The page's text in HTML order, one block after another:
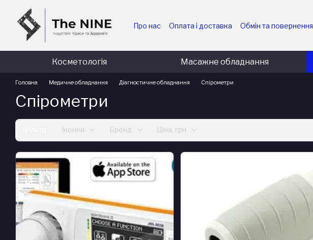
Перейти до основного контенту
Про нас Оплата і доставка Обмін та повернення
Косметологія Масажне обладнання
Головна Медичне обладнання Діагностичне обладнання Спірометри
Спірометри
Іконки Бренд Ціна, грн